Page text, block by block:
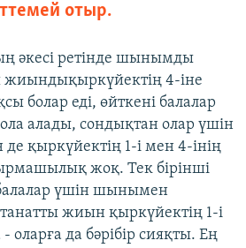
отыр.
әкесі ретінде шынымды
жиындықыркүйектің 4-іне
болар еді, өйткені балалар
алады, сондықтан олар үшін
қыркүйектің 1-і мен 4-інің
жоқ. Тек бірінші
үшін шынымен
жиын қыркүйектің 1-і
оларға да бәрібір сияқты. Ең